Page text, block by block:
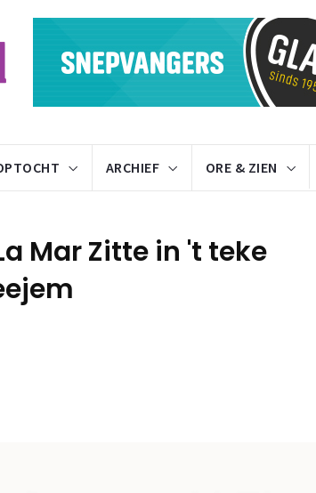
ARCHIEF ORE & ZIEN
Mar Zitte in 't teke